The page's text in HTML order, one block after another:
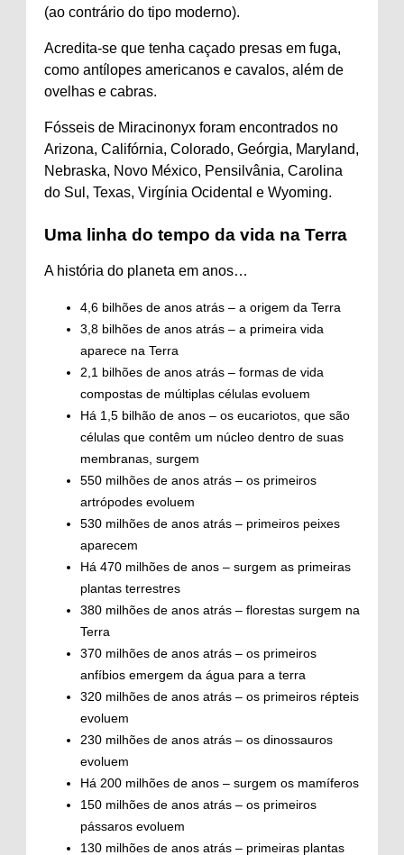
(ao contrário do tipo moderno).
Acredita-se que tenha caçado presas em fuga,
como antílopes americanos e cavalos, além de
ovelhas e cabras.
Fósseis de Miracinonyx foram encontrados no
Arizona, Califórnia, Colorado, Geórgia, Maryland,
Nebraska, Novo México, Pensilvânia, Carolina
do Sul, Texas, Virgínia Ocidental e Wyoming.
Uma linha do tempo da vida na Terra
A história do planeta em anos…
4,6 bilhões de anos atrás – a origem da Terra
3,8 bilhões de anos atrás – a primeira vida
aparece na Terra
2,1 bilhões de anos atrás – formas de vida
compostas de múltiplas células evoluem
Há 1,5 bilhão de anos – os eucariotos, que são
células que contêm um núcleo dentro de suas
membranas, surgem
550 milhões de anos atrás – os primeiros
artrópodes evoluem
530 milhões de anos atrás – primeiros peixes
aparecem
Há 470 milhões de anos – surgem as primeiras
plantas terrestres
380 milhões de anos atrás – florestas surgem na
Terra
370 milhões de anos atrás – os primeiros
anfíbios emergem da água para a terra
320 milhões de anos atrás – os primeiros répteis
evoluem
230 milhões de anos atrás – os dinossauros
evoluem
Há 200 milhões de anos – surgem os mamíferos
150 milhões de anos atrás – os primeiros
pássaros evoluem
130 milhões de anos atrás – primeiras plantas